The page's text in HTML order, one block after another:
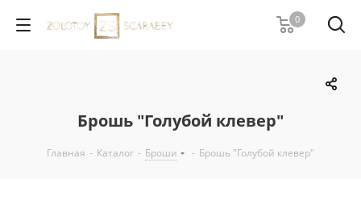
0
Брошь "Голубой клевер"
Главная - Каталог - Броши - Брошь "Голубой клевер"